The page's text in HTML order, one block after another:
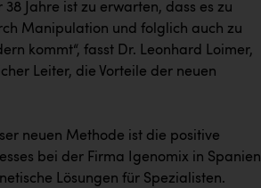
Jahre ist zu erwarten, dass es zu
Manipulation und folglich auch zu
kommt“, fasst Dr. Leonhard Loimer,
Leiter, die Vorteile der neuen
neuen Methode ist die positive
bei der Firma Igenomix in Spanien
Lösungen für Spezialisten.